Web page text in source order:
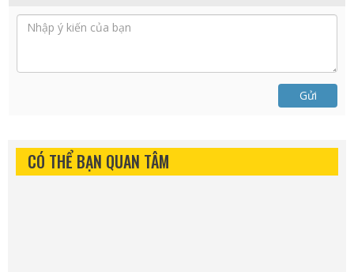
Gửi
CÓ THỂ BẠN QUAN TÂM